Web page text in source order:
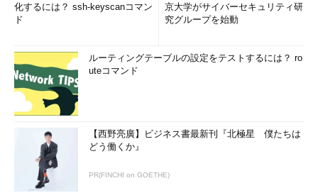
化するには？ ssh-keyscanコマン
ド
京大学がサイバーセキュリティ研
究グループを始動
ルーティングテーブルの設定をテストするには？ ro
uteコマンド
【西野亮廣】ビジネス書最新刊『北極星 僕たちは
どう働くか』
PR(FINCHI on GOETHE)